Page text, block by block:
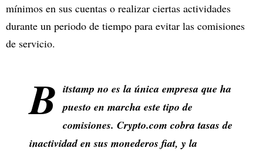
mínimos en sus cuentas o realizar ciertas actividades
durante un periodo de tiempo para evitar las comisiones
de servicio.
B itstamp no es la única empresa que ha
puesto en marcha este tipo de
comisiones. Crypto.com cobra tasas de
inactividad en sus monederos fiat, y la